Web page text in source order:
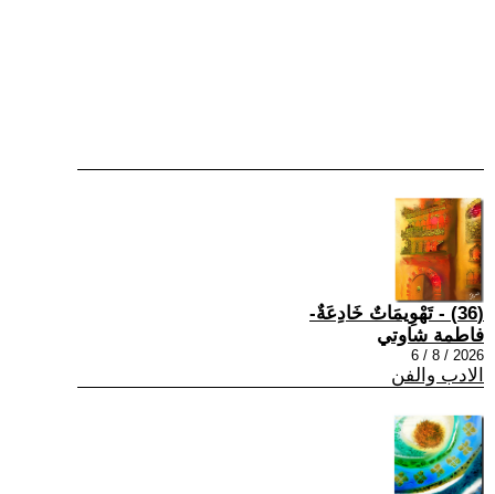
(36) - تَهْوِيمَاتٌ خَادِعَةٌ-
فاطمة شاوتي
2026 / 8 / 6
الادب والفن